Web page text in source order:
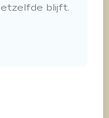
blijft.